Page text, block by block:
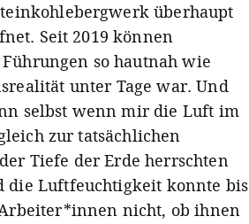
überhaupt
Seit 2019 können
so hautnah wie
unter Tage war. Und
selbst wenn mir die Luft im
zur tatsächlichen
Tiefe der Erde herrschten
die Luftfeuchtigkeit konnte bis
nicht, ob ihnen